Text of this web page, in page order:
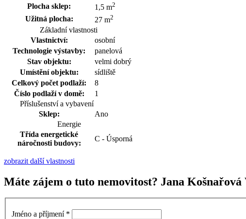
Plocha sklep: 1,5 m2
Užitná plocha: 27 m2
Základní vlastnosti
Vlastnictví:
osobní
Technologie výstavby:
panelová
Stav objektu:
velmi dobrý
Umístění objektu:
sídliště
Celkový počet podlaží:
8
Číslo podlaží v domě:
1
Příslušenství a vybavení
Sklep:
Ano
Energie
Třída energetické
náročnosti budovy:
C - Úsporná
zobrazit další vlastnosti
Máte zájem o tuto nemovitost? Jana
Jméno a příjmení *